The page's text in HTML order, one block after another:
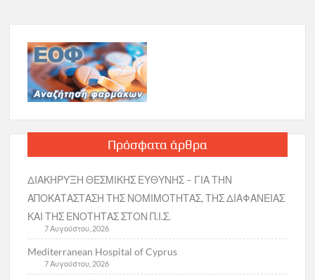
Πρόσφατα άρθρα
ΔΙΑΚΗΡΥΞΗ ΘΕΣΜΙΚΗΣ ΕΥΘΥΝΗΣ – ΓΙΑ ΤΗΝ
ΑΠΟΚΑΤΑΣΤΑΣΗ ΤΗΣ ΝΟΜΙΜΟΤΗΤΑΣ, ΤΗΣ ΔΙΑΦΑΝΕΙΑΣ
ΚΑΙ ΤΗΣ ΕΝΟΤΗΤΑΣ ΣΤΟΝ Π.Ι.Σ.
7 Αυγούστου, 2026
Mediterranean Hospital of Cyprus
7 Αυγούστου, 2026